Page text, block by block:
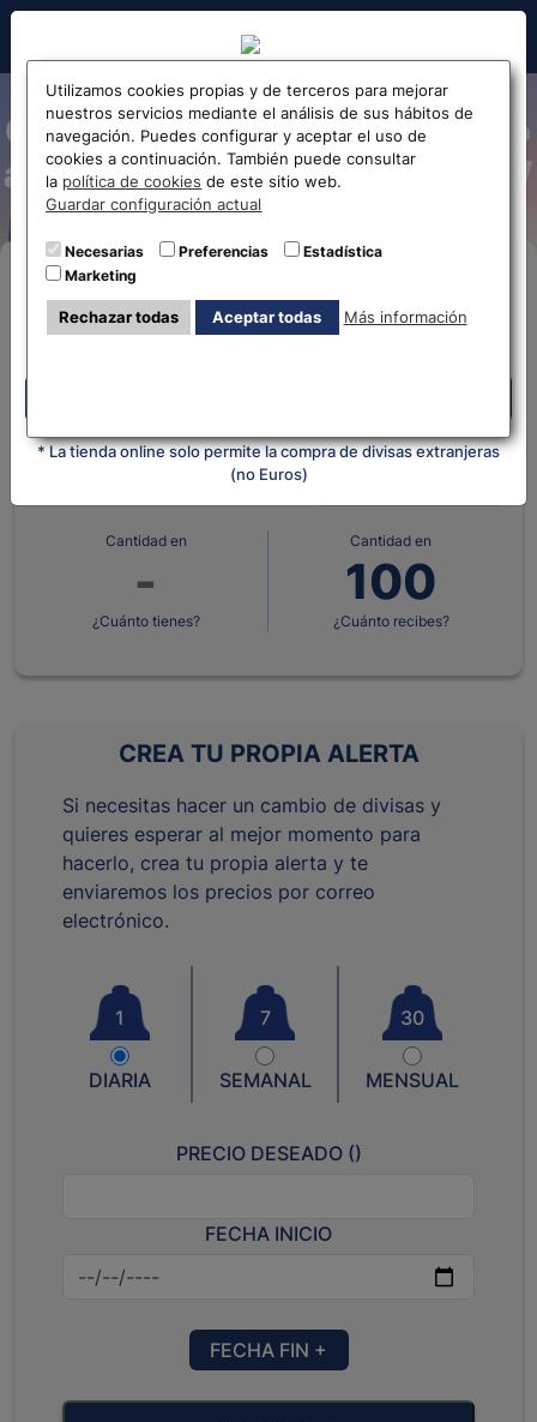
Hola!
Antes de acceder
la web...
Selecciona tu oficina más
cercana
* La tienda online solo permite la compra de divisas extranjeras
(no Euros)
Cotización y cambio de Euro
a Won Surcoreano EUR-KRW
Compra Online
quieres?
Cantidad en
¿Cuánto tienes?
Cantidad en
¿Cuánto recibes?
CREA TU PROPIA ALERTA
Si necesitas hacer un cambio de divisas y
quieres esperar al mejor momento para
hacerlo, crea tu propia alerta y te
enviaremos los precios por correo
electrónico.
1
DIARIA
7
SEMANAL
30
MENSUAL
PRECIO DESEADO ()
FECHA INICIO
FECHA FIN +
Utilizamos cookies propias y de terceros para mejorar
nuestros servicios mediante el análisis de sus hábitos de
navegación. Puedes configurar y aceptar el uso de
cookies a continuación. También puede consultar
la política de cookies de este sitio web.
Guardar configuración actual
Necesarias Preferencias
Estadística
Marketing
Rechazar todas Aceptar todas Más información